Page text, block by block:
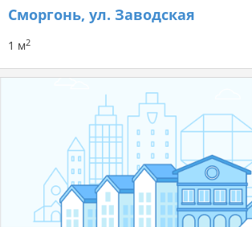
Сморгонь, ул. Заводская
1 м2